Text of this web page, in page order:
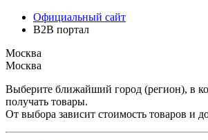
Официальный сайт
B2B портал
Москва
Москва
Выберите ближайший город (регион), в
получать товары.
От выбора зависит стоимость товаров и